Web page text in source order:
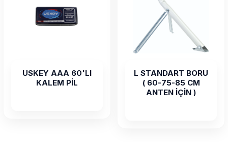
USKEY AAA 60'LI
KALEM PİL
L STANDART BORU
( 60-75-85 CM
ANTEN İÇİN )